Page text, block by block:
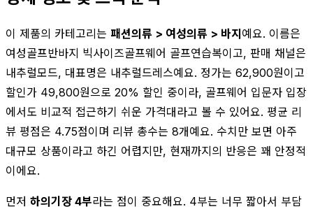
이 제품의 카테고리는 패션의류 > 여성의류 > 바지예요. 이름은
여성골프반바지 빅사이즈골프웨어 골프연습복이고, 판매 채널은
내추럴모드, 대표명은 내추럴드레스예요. 정가는 62,900원이고
할인가 49,800원으로 20% 할인 중이라, 골프웨어 입문자 입장
에서도 비교적 접근하기 쉬운 가격대라고 볼 수 있어요. 평균 리
뷰 평점은 4.75점이며 리뷰 총수는 8개예요. 수치만 보면 아주
대규모 상품이라고 하긴 어렵지만, 현재까지의 반응은 꽤 안정적
이에요.
먼저 하의기장 4부라는 점이 중요해요. 4부는 너무 짧아서 부담